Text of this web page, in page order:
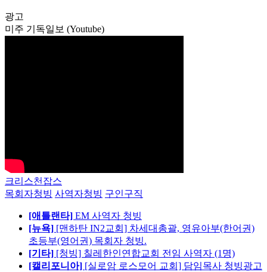
광고
미주 기독일보 (Youtube)
크리스천잡스
목회자청빙 사역자청빙 구인구직
[애틀랜타] EM 사역자 청빙
[뉴욕] [맨하탄 IN2교회] 차세대총괄, 영유아부(한어권)
초등부(영어권) 목회자 청빙.
[기타] [청빙] 칠레한인연합교회 전임 사역자 (1명)
[캘리포니아] [실로암 로스모어 교회] 담임목사 청빙광고